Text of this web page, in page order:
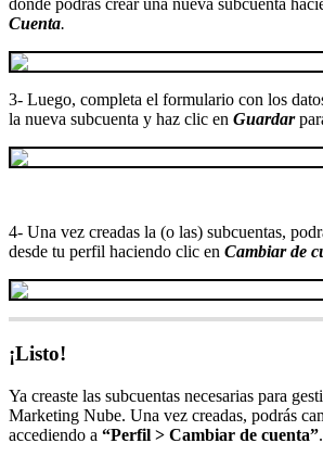
donde podrás crear una nueva subcuenta
Cuenta.
3- Luego, completa el formulario con los
la nueva subcuenta y haz clic en Guardar
4- Una vez creadas la (o las) subcuentas,
desde tu perfil haciendo clic en Cambiar de
¡Listo!
Ya creaste las subcuentas necesarias para
Marketing Nube. Una vez creadas, podrás
accediendo a “Perfil > Cambiar de cuenta”.